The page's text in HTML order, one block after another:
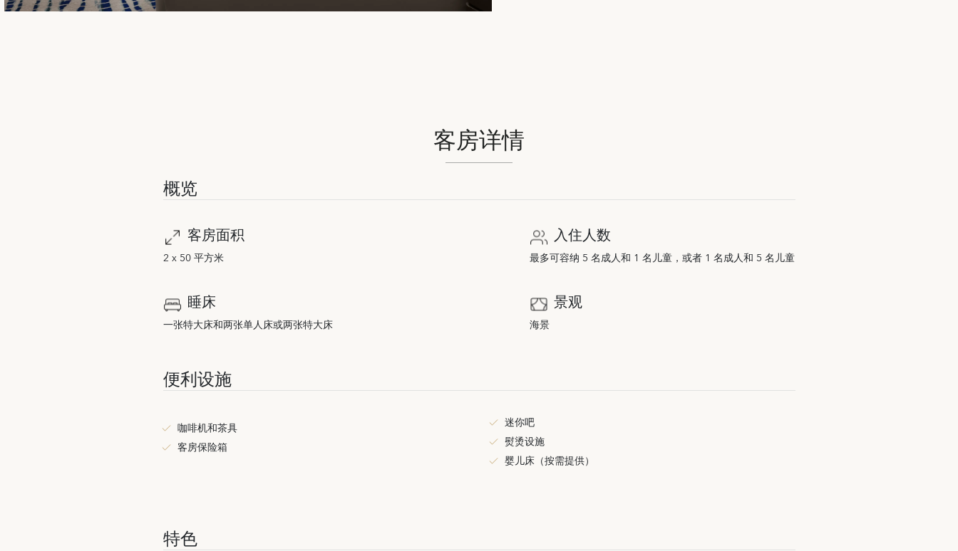
客房详情
概览
客房面积
2 x 50 平方米
睡床
一张特大床和两张单人床或两张特大床
入住人数
最多可容纳 5 名成人和 1 名儿童，或者 1 名成人和 5 名儿童
景观
海景
便利设施
咖啡机和茶具
客房保险箱
迷你吧
熨烫设施
婴儿床（按需提供）
特色